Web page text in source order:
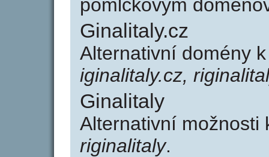
pomlčkovým
Ginalitaly.cz
Alternativní domény
iginalitaly.cz,
Ginalitaly
Alternativní
riginalitaly.